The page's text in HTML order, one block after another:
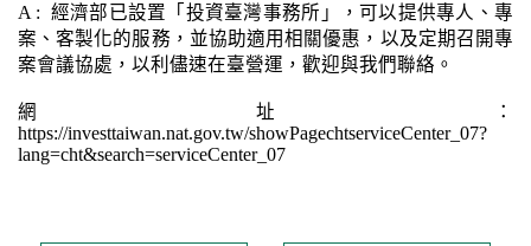
A : 經濟部已設置「投資臺灣事務所」，可以提供專人、專
案、客製化的服務，並協助適用相關優惠，以及定期召開專
案會議協處，以利儘速在臺營運，歡迎與我們聯絡。
網址：
https://investtaiwan.nat.gov.tw/showPagechtserviceCenter_07?
lang=cht&search=serviceCenter_07